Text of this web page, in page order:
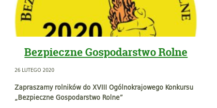
Bezpieczne Gospodarstwo Rolne
26 LUTEGO 2020
Zapraszamy rolników do XVIII Ogólnokrajowego Konkursu
„Bezpieczne Gospodarstwo Rolne”